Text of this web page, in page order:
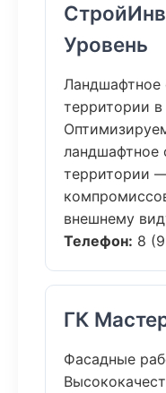
Уровень
Ландшафтное
территории в
ландшафтное
территории
внешнему
Телефон: 8
ГК
Фасадные